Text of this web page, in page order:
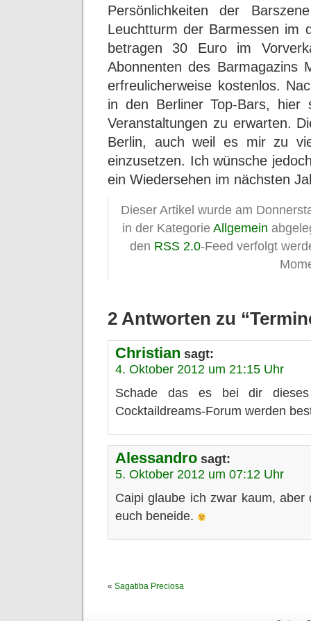
Persönlichkeiten der
Leuchtturm der Barmessen im
betragen 30 Euro im
Abonnenten des Barmagazins
erfreulicherweise kostenlos.
in den Berliner Top-Bars,
Veranstaltungen zu erwarten.
Berlin, auch weil es mir zu
einzusetzen. Ich wünsche
ein Wiedersehen im nächsten
Dieser Artikel wurde am
in der Kategorie Allgemein
den RSS 2.0-Feed verfolgt
2 Antworten zu
Christian sagt:
4. Oktober 2012 um 21:15 Uhr
Schade das es bei dir
Cocktaildreams-Forum werden
Alessandro sagt:
5. Oktober 2012 um 07:12 Uhr
Caipi glaube ich zwar kaum,
euch beneide.
« Sagatiba Preciosa